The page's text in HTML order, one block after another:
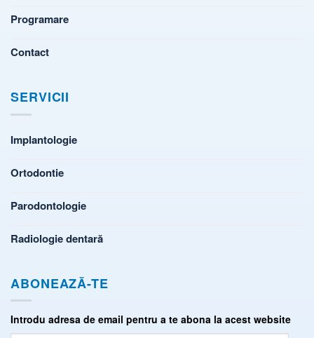
Programare
Contact
SERVICII
Implantologie
Ortodontie
Parodontologie
Radiologie dentară
ABONEAZĂ-TE
Introdu adresa de email pentru a te abona la acest website